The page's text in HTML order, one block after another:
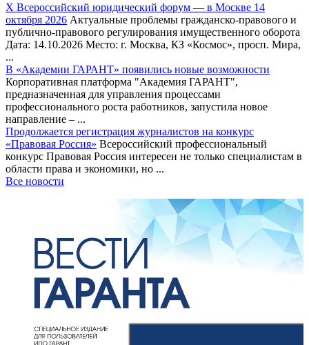
Х Всероссийский юридический форум — в Москве 14
октября 2026 Актуальные проблемы гражданско-правового и
публично-правового регулирования имущественного оборота
Дата: 14.10.2026 Место: г. Москва, КЗ «Космос», просп. Мира,
...
В «Академии ГАРАНТ» появились новые возможности
Корпоративная платформа "Академия ГАРАНТ",
предназначенная для управления процессами
профессионального роста работников, запустила новое
направление – ...
Продолжается регистрация журналистов на конкурс
«Правовая Россия» Всероссийский профессиональный
конкурс Правовая Россия интересен не только специалистам в
области права и экономики, но ...
Все новости